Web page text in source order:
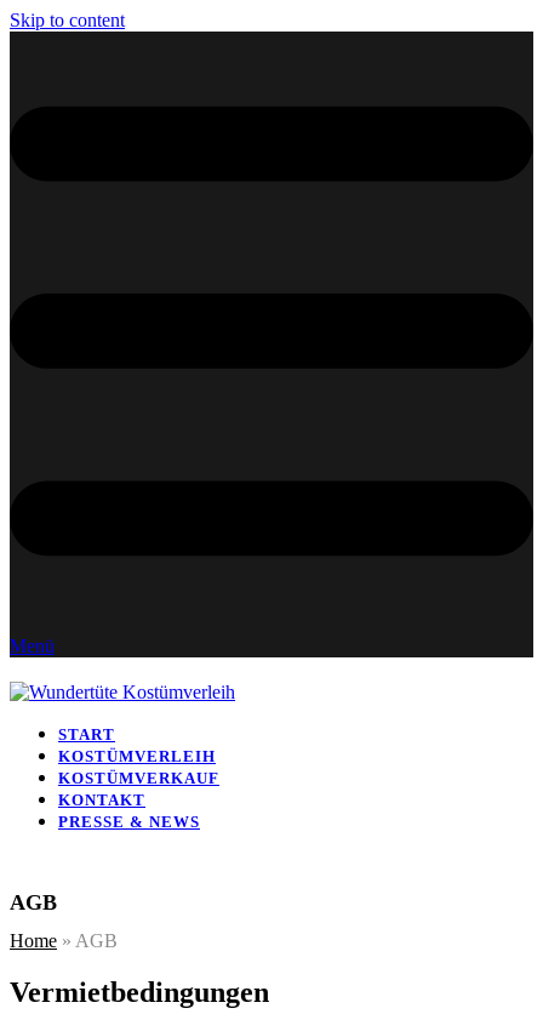
Skip to content
Menü
START
KOSTÜMVERLEIH
KOSTÜMVERKAUF
KONTAKT
PRESSE & NEWS
AGB
Home » AGB
Vermietbedingungen